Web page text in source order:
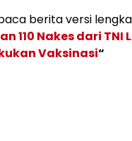
berita versi
110 Nakes dari
Vaksinasi“